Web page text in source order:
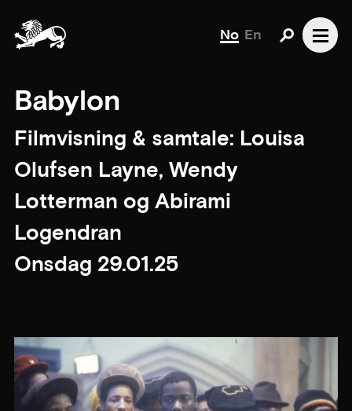
No En
Babylon
Filmvisning & samtale: Louisa
Olufsen Layne, Wendy
Lotterman og Abirami
Logendran
Onsdag 29.01.25